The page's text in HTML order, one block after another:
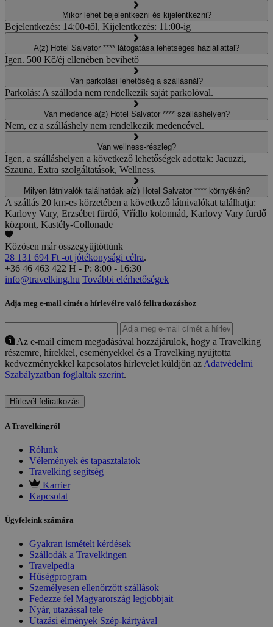
Mikor lehet bejelentkezni és kijelentkezni?
Bejelentkezés: 14:00-től, Kijelentkezés: 11:00-ig
A(z) Hotel Salvator **** látogatása lehetséges háziállattal?
Igen. 500 Kč/éj ellenében bevihető
Van parkolási lehetőség a szállásnál?
Parkolás: A szálloda nem rendelkezik saját parkolóval.
Van medence a(z) Hotel Salvator **** szálláshelyen?
Nem, ez a szálláshely nem rendelkezik medencével.
Van wellness-részleg?
Igen, a szálláshelyen a következő lehetőségek adottak: Jacuzzi,
Szauna, Extra szolgáltatások, Wellness.
Milyen látnivalók találhatóak a(z) Hotel Salvator **** környékén?
A szállás 20 km-es körzetében a következő látnivalókat találhatja:
Karlovy Vary, Erzsébet fürdő, Vřídlo kolonnád, Karlovy Vary fürdő
központ, Kastély-Collonade
Közösen már összegyüjtöttünk
28 131 694 Ft -ot jótékonysági célra.
+36 46 463 422 H - P: 8:00 - 16:30
info@travelking.hu További elérhetőségek
Adja meg e-mail címét a hírlevélre való feliratkozáshoz
Az e-mail címem megadásával hozzájárulok, hogy a Travelking
részemre, hírekkel, eseményekkel és a Travelking nyújtotta
kedvezményekkel kapcsolatos hírlevelet küldjön az Adatvédelmi
Szabályzatban foglaltak szerint.
Hírlevél feliratkozás
A Travelkingről
Rólunk
Vélemények és tapasztalatok
Travelking segítség
Karrier
Kapcsolat
Ügyfeleink számára
Gyakran ismételt kérdések
Szállodák a Travelkingen
Travelpedia
Hűségprogram
Személyesen ellenőrzött szállások
Fedezze fel Magyarország legjobbjait
Nyár, utazással tele
Utazási élmények Szép-kártyával